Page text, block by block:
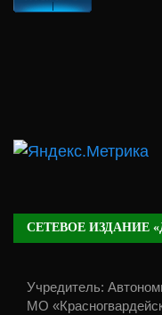
СЕТЕВОЕ ИЗДАНИЕ
Учредитель:
МО